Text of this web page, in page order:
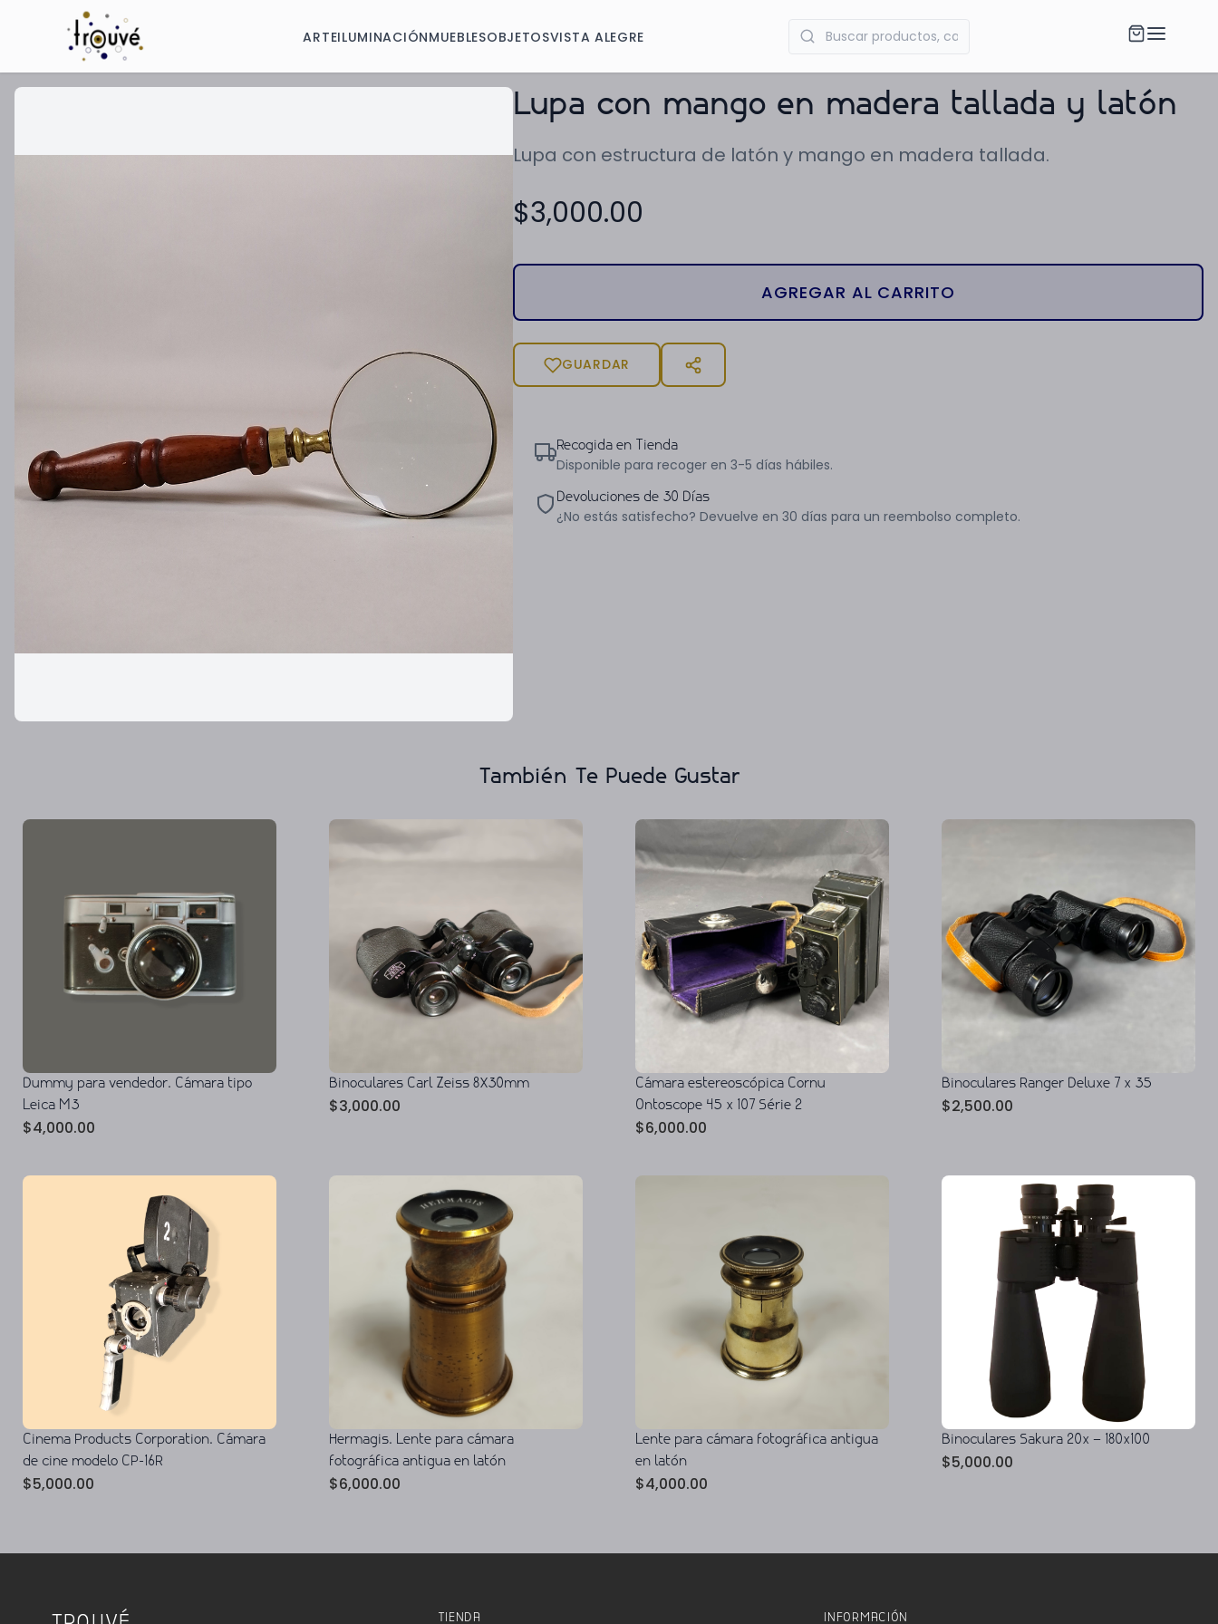
ARTEILUMINACIÓNMUEBLESOBJETOSVISTA ALEGRE
Lupa con mango en madera tallada y latón
Lupa con estructura de latón y mango en madera tallada.
$3,000.00
AGREGAR AL CARRITO
GUARDAR
Recogida en Tienda
Disponible para recoger en 3-5 días hábiles.
Devoluciones de 30 Días
¿No estás satisfecho? Devuelve en 30 días para un reembolso completo.
También Te Puede Gustar
Dummy para vendedor. Cámara tipo
Leica M3
$4,000.00
Binoculares Carl Zeiss 8X30mm
$3,000.00
Cámara estereoscópica Cornu
Ontoscope 45 x 107 Série 2
$6,000.00
Binoculares Ranger Deluxe 7 x 35
$2,500.00
Cinema Products Corporation. Cámara
de cine modelo CP-16R
$5,000.00
Hermagis. Lente para cámara
fotográfica antigua en latón
$6,000.00
Lente para cámara fotográfica antigua
en latón
$4,000.00
Binoculares Sakura 20x – 180x100
$5,000.00
TIENDA INFORMACIÓN